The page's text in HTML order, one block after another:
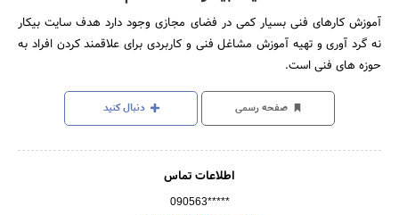
آموزش کارهای فنی بسیار کمی در فضای مجازی وجود دارد هدف سایت بیکار
نه گرد آوری و تهیه آموزش مشاغل فنی و کاربردی برای علاقمند کردن افراد به
حوزه های فنی است.
صفحه رسمی دنبال کنید
اطلاعات تماس
090563*****